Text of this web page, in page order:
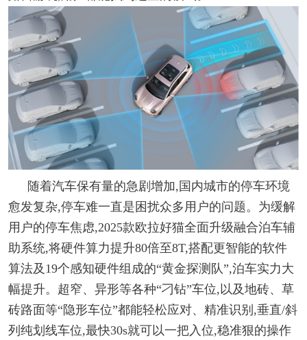
随着汽车保有量的急剧增加,国内城市的停车环境
愈发复杂,停车难一直是困扰众多用户的问题。为缓解
用户的停车焦虑,2025款欧拉好猫全面升级融合泊车辅
助系统,将硬件算力提升80倍至8T,搭配更智能的软件
算法及19个感知硬件组成的“黄金探测队”,泊车实力大
幅提升。超窄、异形等各种“刁钻”车位,以及地砖、草
砖路面等“隐形车位”都能轻松应对、精准识别,垂直/斜
列纯划线车位,最快30s就可以一把入位,稳准狠的操作